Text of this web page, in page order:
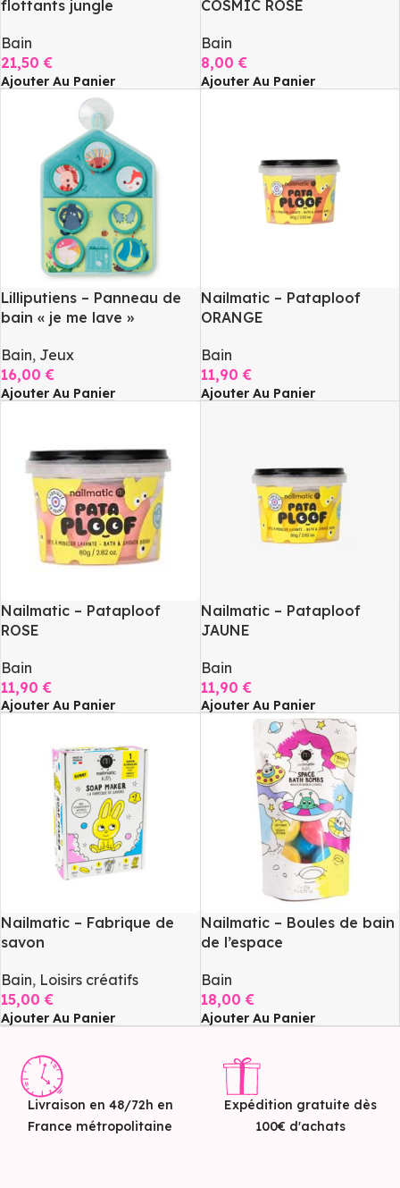
flottants jungle
Bain
21,50€
Ajouter Au Panier
COSMIC ROSE
Bain
8,00€
Ajouter Au Panier
Lilliputiens – Panneau de
bain « je me lave »
Bain, Jeux
16,00€
Ajouter Au Panier
Nailmatic – Pataploof
ORANGE
Bain
11,90€
Ajouter Au Panier
Nailmatic – Pataploof
ROSE
Bain
11,90€
Ajouter Au Panier
Nailmatic – Pataploof
JAUNE
Bain
11,90€
Ajouter Au Panier
Nailmatic – Fabrique de
savon
Bain, Loisirs créatifs
15,00€
Ajouter Au Panier
Nailmatic – Boules de bain
de l’espace
Bain
18,00€
Ajouter Au Panier
Livraison en 48/72h en
France métropolitaine
Expédition gratuite dès
100€ d'achats